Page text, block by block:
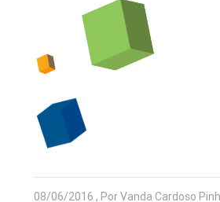
08/06/2016 , Por Vanda Cardoso